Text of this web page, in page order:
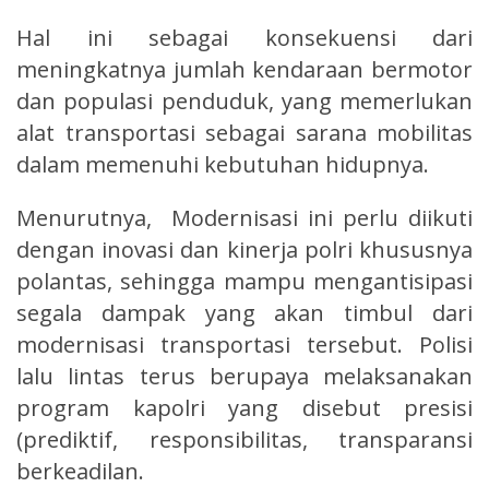
Hal ini sebagai konsekuensi dari
meningkatnya jumlah kendaraan bermotor
dan populasi penduduk, yang memerlukan
alat transportasi sebagai sarana mobilitas
dalam memenuhi kebutuhan hidupnya.
Menurutnya, Modernisasi ini perlu diikuti
dengan inovasi dan kinerja polri khususnya
polantas, sehingga mampu mengantisipasi
segala dampak yang akan timbul dari
modernisasi transportasi tersebut. Polisi
lalu lintas terus berupaya melaksanakan
program kapolri yang disebut presisi
(prediktif, responsibilitas, transparansi
berkeadilan.